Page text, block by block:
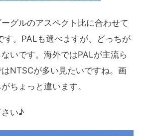
グルのアスペクト比に合わせて
す。PALも選べますが、どっちが
いです。海外ではPALが主流ら
NTSCが多い見たいですね。画
ちょっと違います。
さい♪